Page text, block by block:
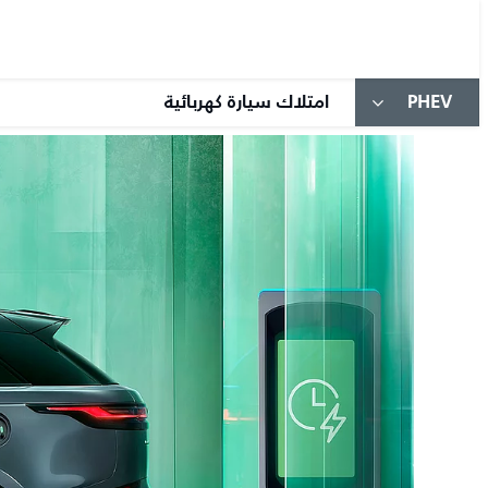
PHEV امتلاك سيارة كهربائية